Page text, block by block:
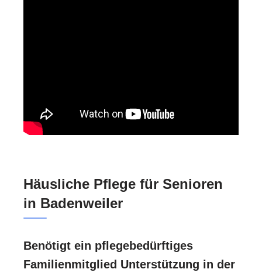
Häusliche Pflege für Senioren
in Badenweiler
Benötigt ein pflegebedürftiges
Familienmitglied Unterstützung in der